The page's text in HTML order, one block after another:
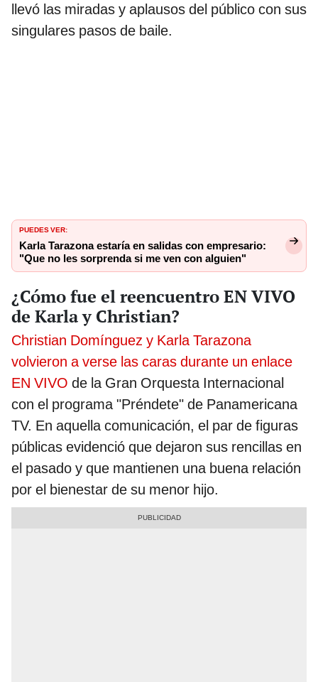
llevó las miradas y aplausos del público con sus
singulares pasos de baile.
PUEDES VER:
Karla Tarazona estaría en salidas con empresario:
"Que no les sorprenda si me ven con alguien"
¿Cómo fue el reencuentro EN VIVO
de Karla y Christian?
Christian Domínguez y Karla Tarazona
volvieron a verse las caras durante un enlace
EN VIVO de la Gran Orquesta Internacional
con el programa "Préndete" de Panamericana
TV. En aquella comunicación, el par de figuras
públicas evidenció que dejaron sus rencillas en
el pasado y que mantienen una buena relación
por el bienestar de su menor hijo.